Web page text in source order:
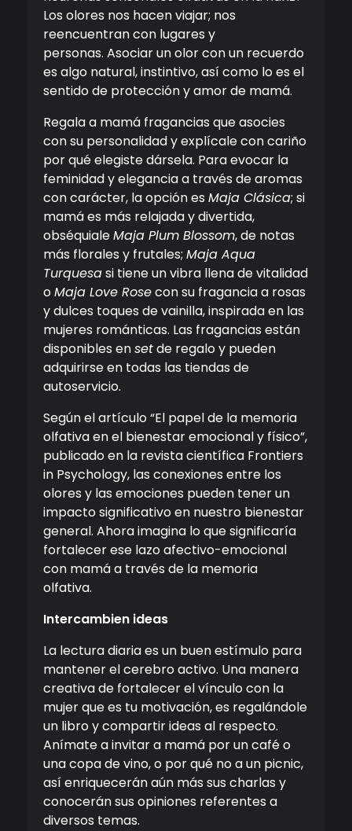
Los olores nos hacen viajar; nos
reencuentran con lugares y
personas. Asociar un olor con un recuerdo
es algo natural, instintivo, así como lo es el
sentido de protección y amor de mamá.
Regala a mamá fragancias que asocies
con su personalidad y explícale con cariño
por qué elegiste dársela. Para evocar la
feminidad y elegancia a través de aromas
con carácter, la opción es Maja Clásica; si
mamá es más relajada y divertida,
obséquialeMaja Plum Blossom, de notas
más florales y frutales; Maja Aqua
Turquesasi tiene un vibra llena de vitalidad
oMaja Love Rosecon su fragancia a rosas
y dulces toques de vainilla, inspirada en las
mujeres románticas. Las fragancias están
disponibles ensetde regalo y pueden
adquirirse en todas las tiendas de
autoservicio.
Según el artículo “El papel de la memoria
olfativa en el bienestar emocional y físico”,
publicado en la revista científica Frontiers
in Psychology, las conexiones entre los
olores y las emociones pueden tener un
impacto significativo en nuestro bienestar
general. Ahora imagina lo que significaría
fortalecer ese lazo afectivo-emocional
con mamá a través de la memoria
olfativa.
Intercambien ideas
La lectura diaria es un buen estímulo para
mantener el cerebro activo. Una manera
creativa de fortalecer el vínculo con la
mujer que es tu motivación, es regalándole
un libro y compartir ideas al respecto.
Anímate a invitar a mamá por un café o
una copa de vino, o por qué no a un picnic,
así enriquecerán aún más sus charlas y
conocerán sus opiniones referentes a
diversos temas.